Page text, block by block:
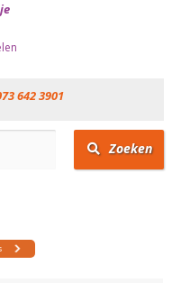
642 3901
Zoeken